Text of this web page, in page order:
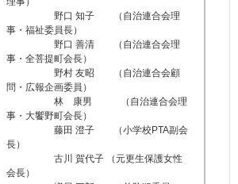
野口 知子 （自治連合会理
事・福祉委員長）
野口 善清 （自治連合会理
事・全菩提町会長）
野村 友昭 （自治連合会顧
問・広報企画委員）
林 康男 （自治連合会理
事・大饗野町会長）
藤田 澄子 （小学校PTA副会
長）
古川 賀代子 （元更生保護女性
会長）